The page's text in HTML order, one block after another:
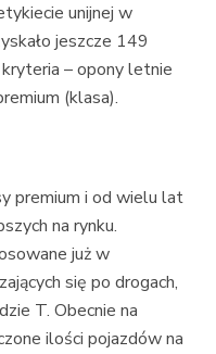
unijnej w
jeszcze 149
– opony letnie
(klasa).
premium i od wielu lat
na rynku.
już w
się po drogach,
T. Obecnie na
ilości pojazdów na